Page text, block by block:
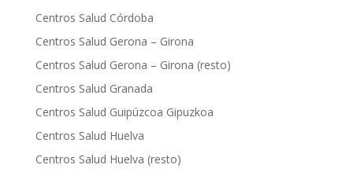
Centros Salud Córdoba
Centros Salud Gerona – Girona
Centros Salud Gerona – Girona (resto)
Centros Salud Granada
Centros Salud Guipúzcoa Gipuzkoa
Centros Salud Huelva
Centros Salud Huelva (resto)